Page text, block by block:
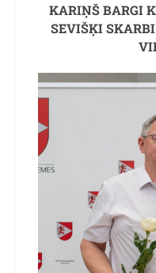
KARIŅŠ BARGI
SEVIŠĶI